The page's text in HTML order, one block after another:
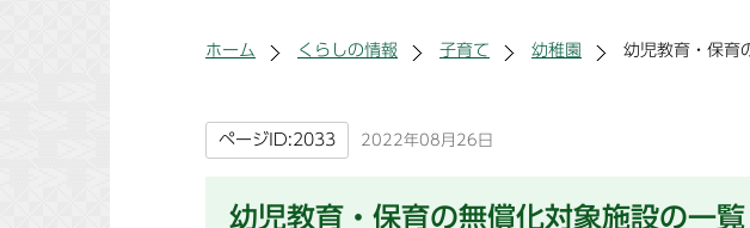
ホーム くらしの情報 子育て 幼稚園 幼児教育・保育
ページID:2033 2022年08月26日
幼児教育・保育の無償化対象施設の一覧